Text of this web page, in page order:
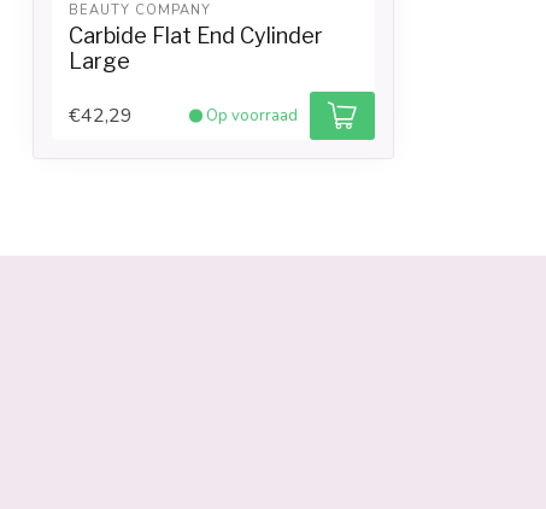
BEAUTY COMPANY
Carbide Flat End Cylinder
Large
€42,29 Op voorraad